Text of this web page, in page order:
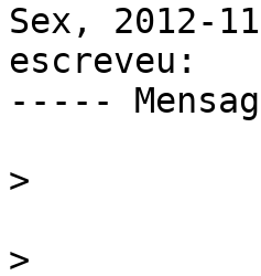
Sex, 2012-
escreveu:
-----
>
>